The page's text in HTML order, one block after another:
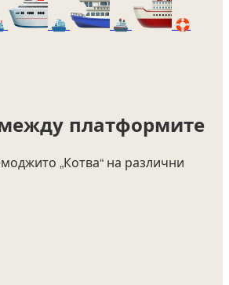
⛴️ 🚢 🛟
платформите
„Котва“ на различни